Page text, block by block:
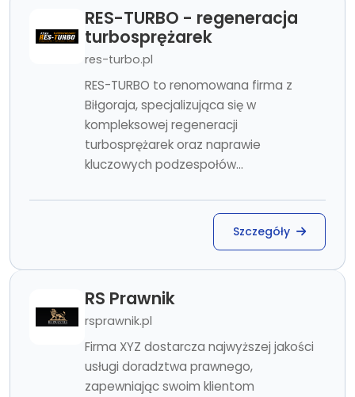
RES-TURBO - regeneracja
turbosprężarek
res-turbo.pl
RES-TURBO to renomowana firma z
Biłgoraja, specjalizująca się w
kompleksowej regeneracji
turbosprężarek oraz naprawie
kluczowych podzespołów...
Szczegóły
RS Prawnik
rsprawnik.pl
Firma XYZ dostarcza najwyższej jakości
usługi doradztwa prawnego,
zapewniając swoim klientom